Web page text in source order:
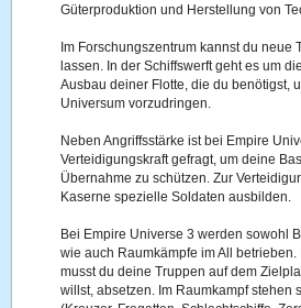
Güterproduktion und Herstellung von
Im Forschungszentrum kannst du neue
lassen. In der Schiffswerft geht es um
Ausbau deiner Flotte, die du benötigst,
Universum vorzudringen.
Neben Angriffsstärke ist bei Empire
Verteidigungskraft gefragt, um deine
Übernahme zu schützen. Zur
Kaserne spezielle Soldaten ausbilden.
Bei Empire Universe 3 werden sowohl
wie auch Raumkämpfe im All
musst du deine Truppen auf dem
willst, absetzen. Im Raumkampf stehen